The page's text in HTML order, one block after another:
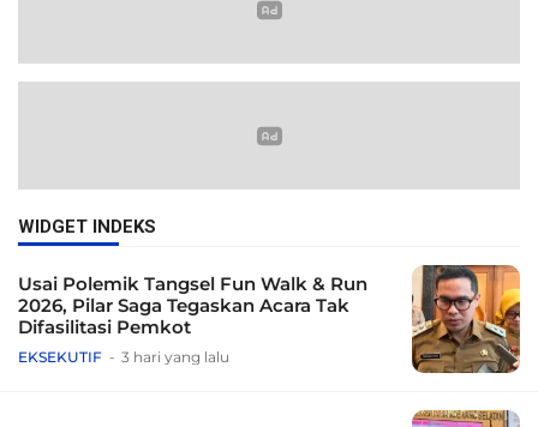
WIDGET INDEKS
Usai Polemik Tangsel Fun Walk & Run
2026, Pilar Saga Tegaskan Acara Tak
Difasilitasi Pemkot
EKSEKUTIF 3 hari yang lalu